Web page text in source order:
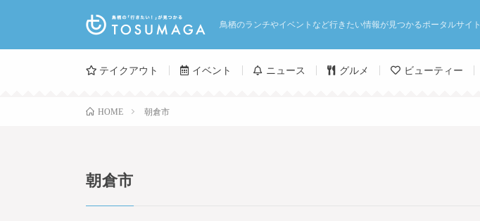
鳥栖のランチやイベントなど行きたい情報が見つかるポータルサイト
テイクアウト イベント ニュース グルメ ビューティー
HOME 朝倉市
朝倉市